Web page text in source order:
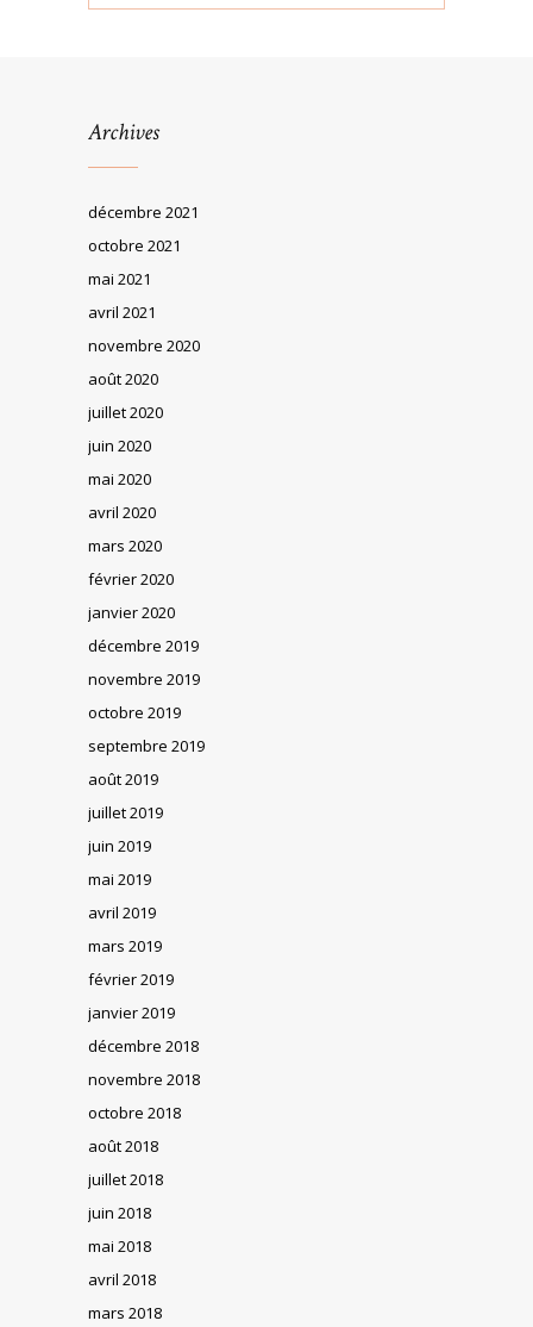
Archives
décembre 2021
octobre 2021
mai 2021
avril 2021
novembre 2020
août 2020
juillet 2020
juin 2020
mai 2020
avril 2020
mars 2020
février 2020
janvier 2020
décembre 2019
novembre 2019
octobre 2019
septembre 2019
août 2019
juillet 2019
juin 2019
mai 2019
avril 2019
mars 2019
février 2019
janvier 2019
décembre 2018
novembre 2018
octobre 2018
août 2018
juillet 2018
juin 2018
mai 2018
avril 2018
mars 2018